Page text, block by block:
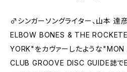
♂シンガーソングライター、山本 達
ELBOW BONES & THE
YORK"をカヴァーしたような
CLUB GROOVE DISC GUIDE誌で